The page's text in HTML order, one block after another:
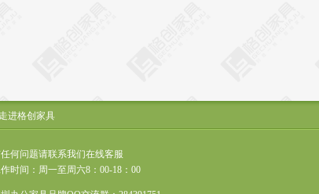
走进格创家具
何问题请联系我们在线客服
时间：周一至周六8：00-18：00